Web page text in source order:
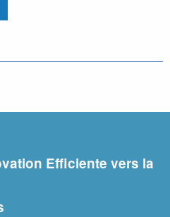
Efficiente vers la